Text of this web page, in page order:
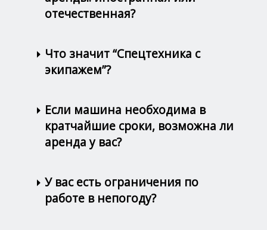
отечественная?
Что значит “Спецтехника с
экипажем”?
Если машина необходима в
кратчайшие сроки, возможна ли
аренда у вас?
У вас есть ограничения по
работе в непогоду?